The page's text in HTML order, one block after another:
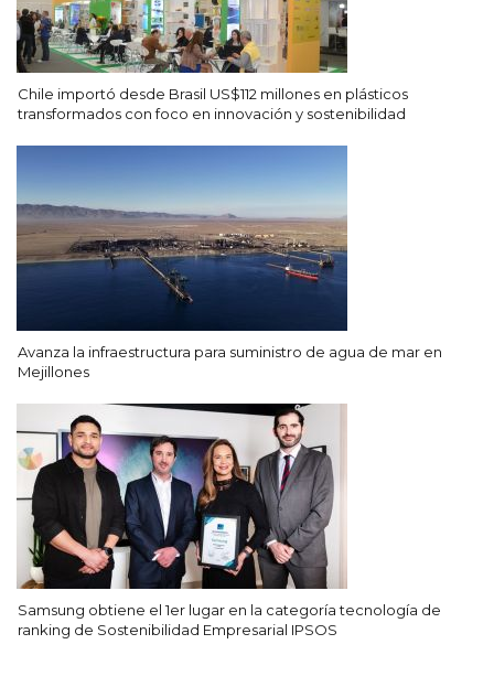
Chile importó desde Brasil US$112 millones en plásticos
transformados con foco en innovación y sostenibilidad
Avanza la infraestructura para suministro de agua de mar en
Mejillones
Samsung obtiene el 1er lugar en la categoría tecnología de
ranking de Sostenibilidad Empresarial IPSOS